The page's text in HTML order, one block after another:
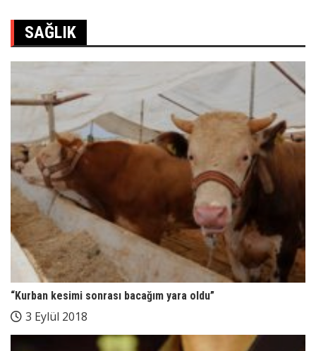
SAĞLIK
“Kurban kesimi sonrası bacağım yara oldu”
3 Eylül 2018